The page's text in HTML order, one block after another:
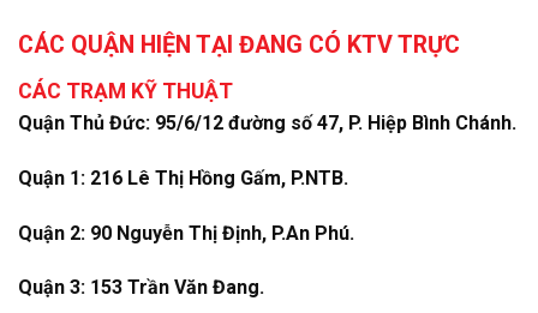
CÁC QUẬN HIỆN TẠI ĐANG CÓ KTV TRỰC
CÁC TRẠM KỸ THUẬT
Quận Thủ Đức: 95/6/12 đường số 47, P. Hiệp Bình Chánh.
Quận 1: 216 Lê Thị Hồng Gấm, P.NTB.
Quận 2: 90 Nguyễn Thị Định, P.An Phú.
Quận 3: 153 Trần Văn Đang.